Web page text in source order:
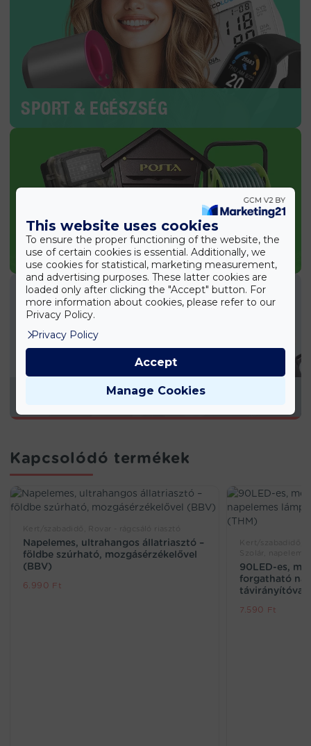
SPORT & EGÉSZSÉG
KERTI TERMÉKEK
KONYHAI TERMÉKEK
Kapcsolódó termékek
Napelemes, ultrahangos állatriasztó –
földbe szúrható, mozgásérzékelővel
(BBV)
6.990 Ft
90LED-es,
forgatható
távirányítóval
7.590 Ft
This website uses cookies
To ensure the proper functioning of the website, the
use of certain cookies is essential. Additionally, we
use cookies for statistical, marketing measurement,
and advertising purposes. These latter cookies are
loaded only after clicking the "Accept" button. For
more information about cookies, please refer to our
Privacy Policy.
Privacy Policy
Manage Cookies
Accept